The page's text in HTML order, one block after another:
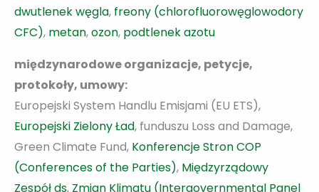
dwutlenek węgla, freony (chlorofluorowęglowodory
CFC), metan,ozon, podtlenek azotu
międzynarodowe organizacje, petycje,
protokoły, umowy:
Europejski System Handlu Emisjami (EU ETS),
Europejski Zielony Ład, funduszu Loss and Damage,
Green Climate Fund, Konferencje Stron COP
(Conferences of the Parties), Międzyrządowy
Zespół ds. Zmian Klimatu (Intergovernmental Panel